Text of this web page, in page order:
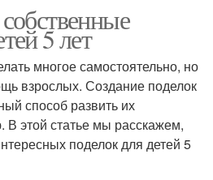
5 лет
многое самостоятельно, но
взрослых. Создание поделок
способ развить их
В этой статье мы расскажем,
поделок для детей 5